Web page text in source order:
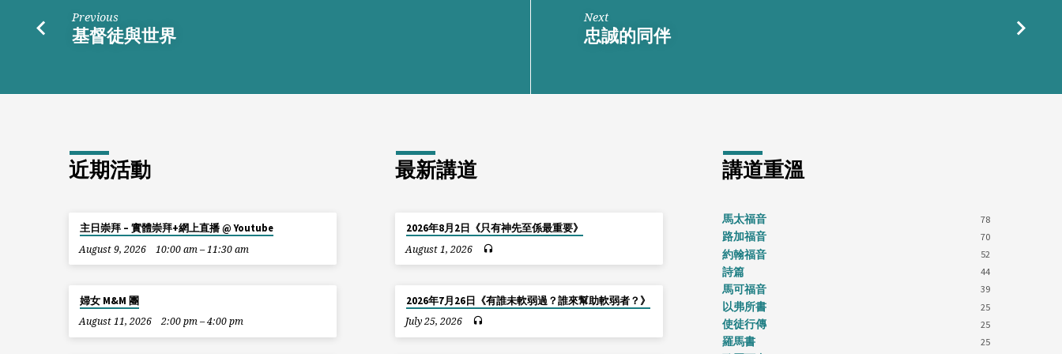
來
Previous
基督徒與世界
Next
忠誠的同伴
近期活動
主日崇拜 – 實體崇拜+網上直播 @ Youtube
August 9, 2026
10:00 am – 11:30 am
婦女 M&M 團
August 11, 2026
2:00 pm – 4:00 pm
最新講道
2026年8月2日《只有神先至係最重要》
August 1, 2026
2026年7月26日《有誰未軟弱過？誰來幫助軟弱者？》
July 25, 2026
講道重溫
馬太福音 78
路加福音 70
約翰福音 52
詩篇 44
馬可福音 39
以弗所書 25
使徒行傳 25
羅馬書 25